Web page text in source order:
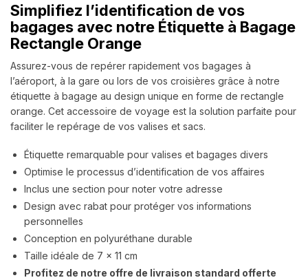
Simplifiez l’identification de vos
bagages avec notre Étiquette à Bagage
Rectangle Orange
Assurez-vous de repérer rapidement vos bagages à
l’aéroport, à la gare ou lors de vos croisières grâce à notre
étiquette à bagage au design unique en forme de rectangle
orange. Cet accessoire de voyage est la solution parfaite pour
faciliter le repérage de vos valises et sacs.
Étiquette remarquable pour valises et bagages divers
Optimise le processus d’identification de vos affaires
Inclus une section pour noter votre adresse
Design avec rabat pour protéger vos informations
personnelles
Conception en polyuréthane durable
Taille idéale de 7 x 11 cm
Profitez de notre offre de livraison standard offerte